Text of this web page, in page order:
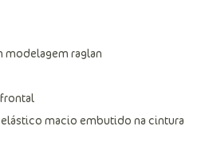
modelagem raglan
macio embutido na cintura